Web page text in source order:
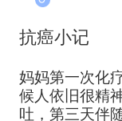
抗癌小记
妈妈第一次化
候人依旧很精
吐，第三天伴